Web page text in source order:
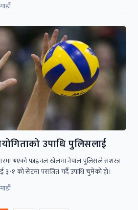
उपाधि पुलिसलाई
भएको फाइनल खेलमा नेपाल पुलिसले सशस्त्र
१ को सेटमा पराजित गर्दै उपाधि चुमेको हो।